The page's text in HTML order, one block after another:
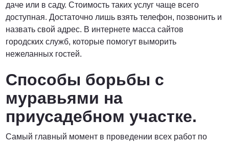
даче или в саду. Стоимость таких услуг чаще всего
доступная. Достаточно лишь взять телефон, позвонить и
назвать свой адрес. В интернете масса сайтов
городских служб, которые помогут выморить
нежеланных гостей.
Способы борьбы с
муравьями на
приусадебном участке.
Самый главный момент в проведении всех работ по